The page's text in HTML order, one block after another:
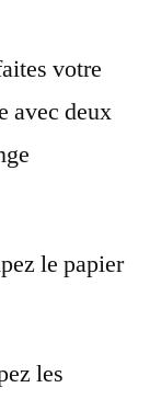
votre
avec deux
le papier
les